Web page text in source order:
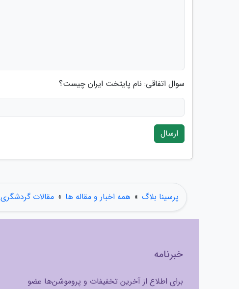
سوال اتفاقی: نام پایتخت ایران چیست؟
ارسال
پرسینا بلاگ » همه اخبار و مقاله ها » مقالات گردشگری
خبرنامه
برای اطلاع از آخرین تخفیفات و پروموشن‌ها عضو